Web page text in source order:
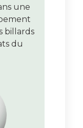
une
billards
du